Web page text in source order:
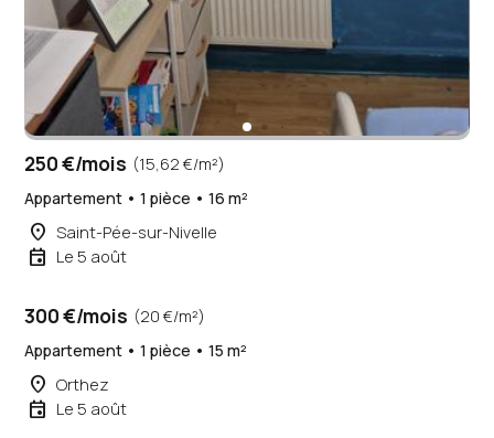
250 €/mois (15,62 €/m²)
Appartement • 1 pièce • 16 m²
place Saint-Pée-sur-Nivelle
event Le 5 août
300 €/mois (20 €/m²)
Appartement • 1 pièce • 15 m²
place Orthez
event Le 5 août